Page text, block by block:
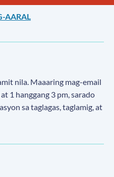
AARAL
nila. Maaaring mag-email
1 hanggang 3 pm, sarado
sa taglagas, taglamig, at